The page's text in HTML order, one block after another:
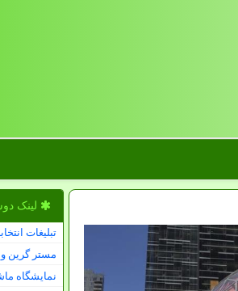
لینک
تبلیغات
مستر گرین
نمایشگاه